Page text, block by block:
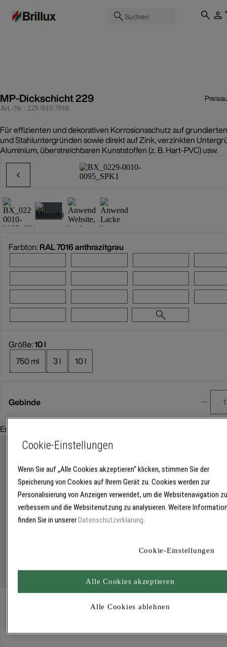
Suchen
MP-Dickschicht 229
Art.-Nr.: 229./010.7016
Für effizienten und dekorativen Korrosionsschutz auf
und Stahluntergründen sowie direkt auf Zink, verzinkten
Aluminium, überstreichbaren Kunststoffen (z. B. Hart-PVC) usw.
Farbton:RAL 7016 anthrazitgrau
Größe:10 l
750 ml
3 l 10 l
Gebinde
Empfohlenes Zubehör:
Für Verfügbarkeiten bitteanmelden
Cookie-Einstellungen
Wenn Sie auf „Alle Cookies akzeptieren“ klicken, stimmen Sie der
Speicherung von Cookies auf Ihrem Gerät zu. Cookies werden zur
Personalisierung von Anzeigen verwendet, um die Websitenavigation zu
verbessern und die Websitenutzung zu analysieren. Weitere
finden Sie in unserer Datenschutzerklärung.
Cookie-Einstellungen
Alle Cookies ablehnen
Alle Cookies akzeptieren